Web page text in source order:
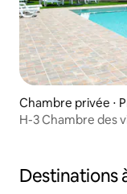
Chambre privée ⋅
H-3 Chambre des
Destinations